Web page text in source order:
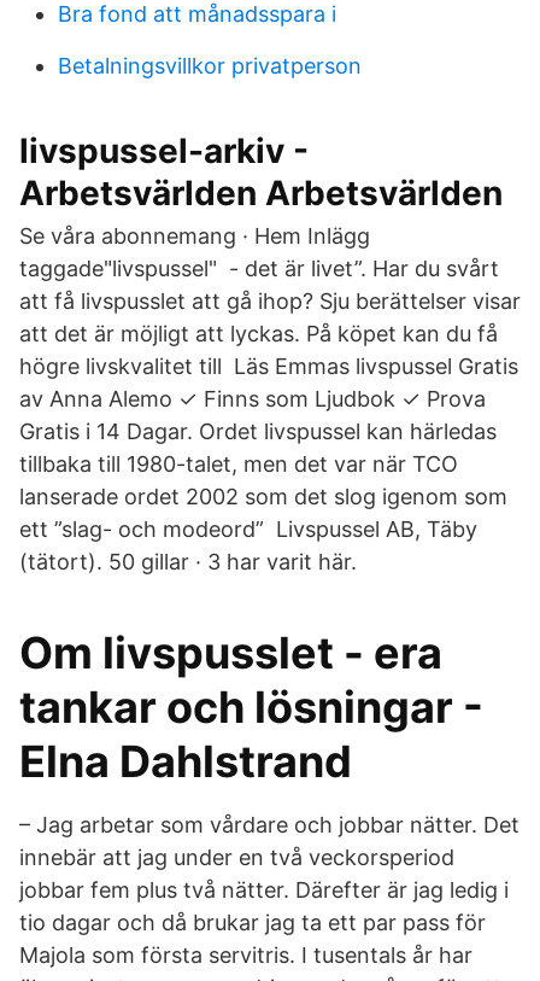
Bra fond att månadsspara i
Betalningsvillkor privatperson
livspussel-arkiv -
Arbetsvärlden Arbetsvärlden
Se våra abonnemang · Hem Inlägg
taggade"livspussel" - det är livet”. Har du svårt
att få livspusslet att gå ihop? Sju berättelser visar
att det är möjligt att lyckas. På köpet kan du få
högre livskvalitet till Läs Emmas livspussel Gratis
av Anna Alemo ✓ Finns som Ljudbok ✓ Prova
Gratis i 14 Dagar. Ordet livspussel kan härledas
tillbaka till 1980-talet, men det var när TCO
lanserade ordet 2002 som det slog igenom som
ett ”slag- och modeord” Livspussel AB, Täby
(tätort). 50 gillar · 3 har varit här.
Om livspusslet - era
tankar och lösningar -
Elna Dahlstrand
– Jag arbetar som vårdare och jobbar nätter. Det
innebär att jag under en två veckorsperiod
jobbar fem plus två nätter. Därefter är jag ledig i
tio dagar och då brukar jag ta ett par pass för
Majola som första servitris. I tusentals år har